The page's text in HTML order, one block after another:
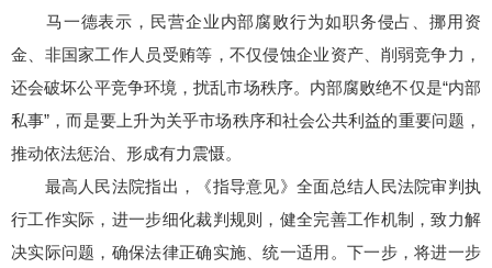
马一德表示，民营企业内部腐败行为如职务侵占、挪用资
金、非国家工作人员受贿等，不仅侵蚀企业资产、削弱竞争力，
还会破坏公平竞争环境，扰乱市场秩序。内部腐败绝不仅是“内部
私事”，而是要上升为关乎市场秩序和社会公共利益的重要问题，
推动依法惩治、形成有力震慑。
最高人民法院指出，《指导意见》全面总结人民法院审判执
行工作实际，进一步细化裁判规则，健全完善工作机制，致力解
决实际问题，确保法律正确实施、统一适用。下一步，将进一步